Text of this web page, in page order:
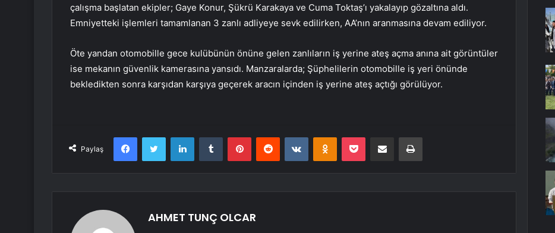
çalışma başlatan ekipler; Gaye Konur, Şükrü Karakaya ve Cuma Toktaş’ı yakalayıp gözaltına aldı.
Emniyetteki işlemleri tamamlanan 3 zanlı adliyeye sevk edilirken, AA’nın aranmasına devam ediliyor.
Öte yandan otomobille gece kulübünün önüne gelen zanlıların iş yerine ateş açma anına ait görüntüler
ise mekanın güvenlik kamerasına yansıdı. Manzaralarda; Şüphelilerin otomobille iş yeri önünde
bekledikten sonra karşıdan karşıya geçerek aracın içinden iş yerine ateş açtığı görülüyor.
Paylaş
FacebookTwitter LinkedInTumblr PinterestReddit VKontakteOdnoklassniki
Pocket E-Posta ile paylaş Yazdır
AHMET TUNÇ OLCAR